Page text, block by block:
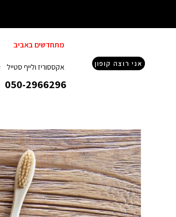
אני רוצה קופון
מתחדשים באביב
אקססוריז ולייף סטייל
050-2966296